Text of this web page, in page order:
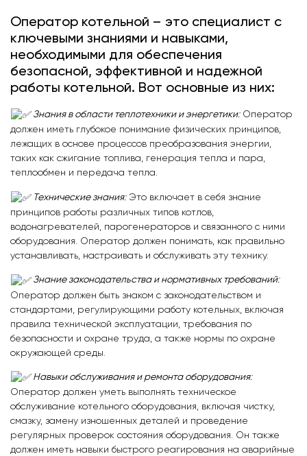
Оператор котельной – это специалист с
ключевыми знаниями и навыками,
необходимыми для обеспечения
безопасной, эффективной и надежной
работы котельной. Вот основные из них:
Знания в области теплотехники и энергетики:Оператор
должен иметь глубокое понимание физических принципов,
лежащих в основе процессов преобразования энергии,
таких как сжигание топлива, генерация тепла и пара,
теплообмен и передача тепла.
Технические знания:Это включает в себя знание
принципов работы различных типов котлов,
водонагревателей, парогенераторов и связанного с ними
оборудования. Оператор должен понимать, как правильно
устанавливать, настраивать и обслуживать эту технику.
Знание законодательства и нормативных требований:
Оператор должен быть знаком с законодательством и
стандартами, регулирующими работу котельных, включая
правила технической эксплуатации, требования по
безопасности и охране труда, а также нормы по охране
окружающей среды.
Навыки обслуживания и ремонта оборудования:
Оператор должен уметь выполнять техническое
обслуживание котельного оборудования, включая чистку,
смазку, замену изношенных деталей и проведение
регулярных проверок состояния оборудования. Он также
должен иметь навыки быстрого реагирования на аварийные